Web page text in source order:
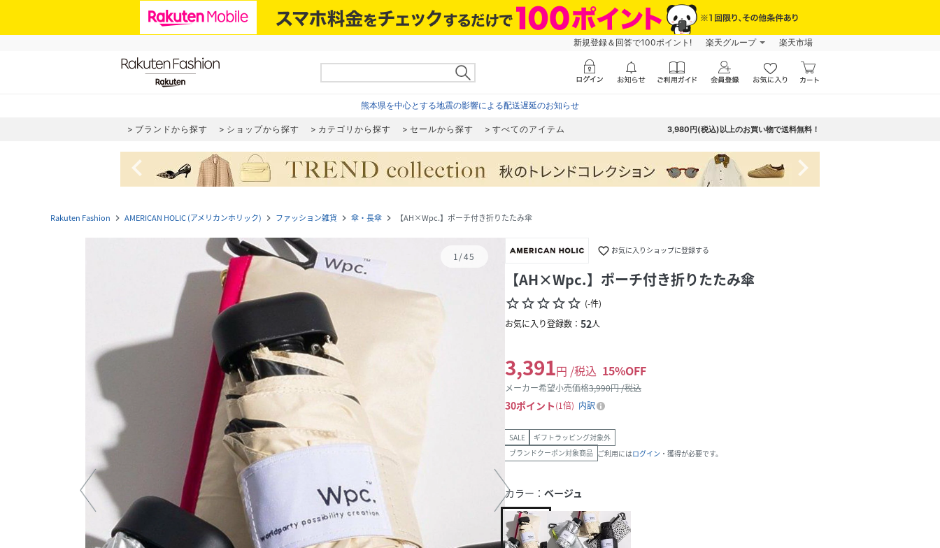
新規登録＆回答で100ポイント! 楽天グループ 楽天市場
熊本県を中心とする地震の影響による配送遅延のお知らせ
ブランドから探す ショップから探す カテゴリから探す セールから探す すべてのアイテム 3,980円(税込)以上のお買い物で送料無料！
navigate_before navigate_next
Rakuten Fashion navigate_next AMERICAN HOLIC (アメリカンホリック) navigate_next ファッション雑貨 navigate_next 傘・長傘 navigate_next 【AH×Wpc.】ポーチ付き折りたたみ傘
1/45 favorite_border お気に入りショップに登録する
【AH×Wpc.】ポーチ付き折りたたみ傘
star_borderstar_borderstar_borderstar_borderstar_border (-件)
お気に入り登録数： 52人
3,391円 /税込 15%OFF
メーカー希望小売価格3,990円 /税込
30ポイント 1倍 内訳
SALE
ギフトラッピング対象外
ブランドクーポン対象商品 ご利用にはログイン ・獲得が必要です。
カラー： ベージュ